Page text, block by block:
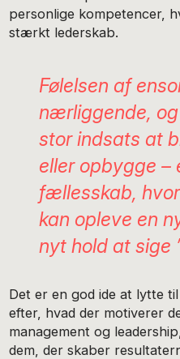
personlige kompetencer,
stærkt lederskab.
Følelsen af
nærliggende,
stor indsats at
eller opbygge –
fællesskab,
kan opleve en
nyt hold at sige
Det er en god ide at lytte
efter, hvad der motiverer
management og
dem, der skaber